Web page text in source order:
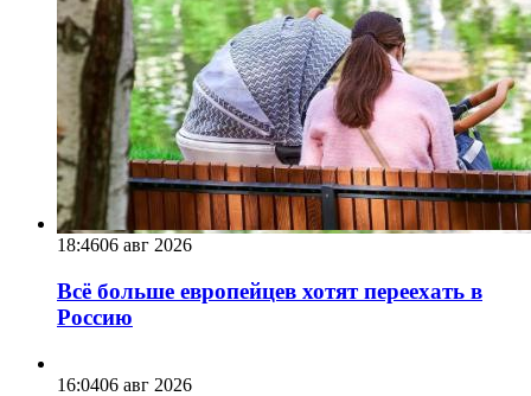
18:4606 авг 2026
Всё больше европейцев хотят переехать в
Россию
16:0406 авг 2026